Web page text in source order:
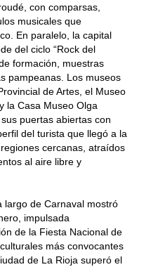
con comparsas,
musicales que
En paralelo, la capital
del ciclo “Rock del
formación, muestras
pampeanas. Los museos
de Artes, el Museo
la Casa Museo Olga
puertas abiertas con
del turista que llegó a la
cercanas, atraídos
al aire libre y
largo de Carnaval mostró
impulsada
de la Fiesta Nacional de
más convocantes
de La Rioja superó el